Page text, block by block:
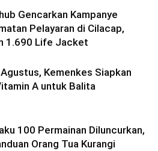
Gencarkan Kampanye
Pelayaran di Cilacap,
1.690 Life Jacket
Kemenkes Siapkan
A untuk Balita
100 Permainan Diluncurkan,
Orang Tua Kurangi